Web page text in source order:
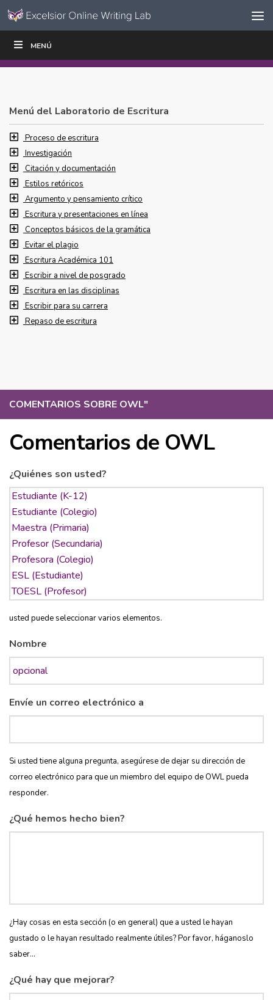
Ir al contenido
navegación
MENÚ
COMENTARIOS SOBRE OWL"
Comentarios de OWL
¿Quiénes son usted?
usted puede seleccionar varios elementos.
Nombre
Envíe un correo electrónico a
Si usted tiene alguna pregunta, asegúrese de dejar su dirección de
correo electrónico para que un miembro del equipo de OWL pueda
responder.
¿Qué hemos hecho bien?
¿Hay cosas en esta sección (o en general) que a usted le hayan
gustado o le hayan resultado realmente útiles? Por favor, háganoslo
saber...
¿Qué hay que mejorar?
ESCRIBIR
Menú del Laboratorio de Escritura
Proceso de escritura
Investigación
Citación y documentación
Estilos retóricos
Argumento y pensamiento crítico
Escritura y presentaciones en línea
Conceptos básicos de la gramática
Evitar el plagio
Escritura Académica 101
Escribir a nivel de posgrado
Escritura en las disciplinas
Escribir para su carrera
Repaso de escritura